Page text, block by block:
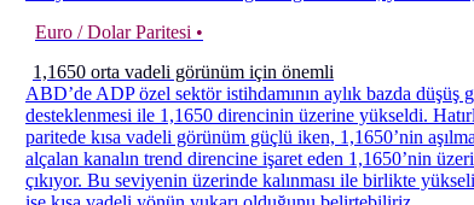
Euro / Dolar Paritesi •
1,1650 orta vadeli görünüm için önemli
ABD’de ADP özel sektör istihdamının aylık bazda
desteklenmesi ile 1,1650 direncinin üzerine yükseldi.
paritede kısa vadeli görünüm güçlü iken, 1,1650’nin
alçalan kanalın trend direncine işaret eden 1,1650’nin
çıkıyor. Bu seviyenin üzerinde kalınması ile birlikte